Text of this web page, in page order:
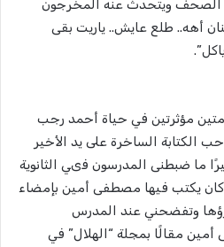
الصحف ويتحدث عنه المخرجون
أهه.. طلع عايش.. ياريت بقى
مؤثرتين في حياة أحمد رجب
الكتابة الساخرة على يد الأخير
ما ضبطنى المدرسون فىي الثانوية
كان يكتب فيها مصطفى أمين بإمضاء
وتفضحني عند المدرس
مقالًا بمجلة “الهلال” في